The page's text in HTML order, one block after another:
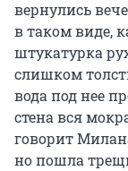
вернулись
в таком виде,
штукатурка
слишком
вода под нее
стена вся
говорит
но пошла